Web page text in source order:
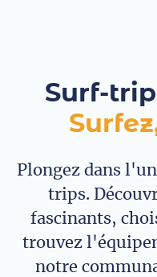
Surf-
Plongez dans
trips.
fascinants,
trouvez
notre